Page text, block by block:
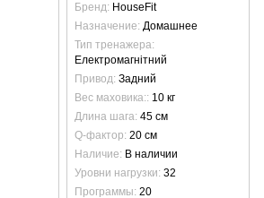
Бренд HouseFit
Назначение Домашнее
Тип тренажера
Електромагнітний
Привод Задний
Вес маховика: 10 кг
Длина шага 45 см
Q-фактор 20 см
Наличие
В наличии
Уровни нагрузки 32
Программы 20